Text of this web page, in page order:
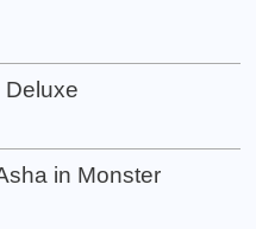
Deluxe
in Monster